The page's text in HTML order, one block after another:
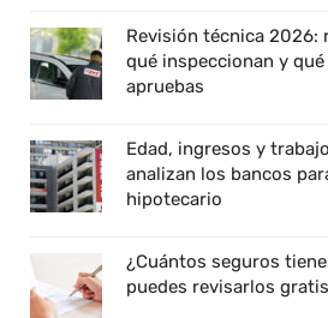
Revisión técnica 2026:
qué inspeccionan y
apruebas
Edad, ingresos y
analizan los bancos
hipotecario
¿Cuántos seguros
puedes revisarlos